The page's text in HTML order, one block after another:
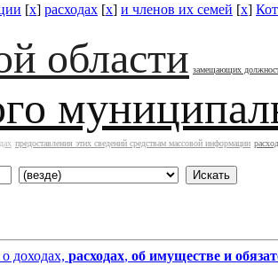
[x] расходах [x] и членов их семей [x]
области замещающих
предоставления этих сведений средствам массовой информации
доходах, расходах, об имуществе и